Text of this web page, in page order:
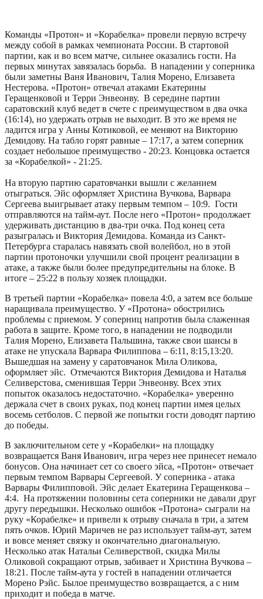
Команды «Протон» и «Корабелка» провели первую встречу
между собой в рамках чемпионата России. В стартовой
партии, как и во всем матче, сильнее оказались гости. На
первых минутах завязалась борьба. В нападении у соперника
были заметны Ваня Иванович, Талия Морено, Елизавета
Нестерова. «Протон» отвечал атаками Екатерины
Геращенковой и Терри Энвеонву. В середине партии
саратовский клуб ведет в счете с преимуществом в два очка
(16:14), но удержать отрыв не выходит. В это же время не
ладится игра у Анны Котиковой, ее меняют на Викторию
Демидову. На табло горят равные – 17:17, а затем соперник
создает небольшое преимущество - 20:23. Концовка остается
за «Корабелкой» - 21:25.
На вторую партию саратовчанки вышли с желанием
отыграться. Эйс оформляет Христина Вучкова, Варвара
Сергеева выигрывает атаку первым темпом – 10:9. Гости
отправляются на тайм-аут. После него «Протон» продолжает
удерживать дистанцию в два-три очка. Под конец сета
разыгралась и Виктория Демидова. Команда из Санкт-
Петербурга старалась навязать свой волейбол, но в этой
партии протоночки улучшили свой процент реализации в
атаке, а также были более предупредительны на блоке. В
итоге – 25:22 в пользу хозяек площадки.
В третьей партии «Корабелка» повела 4:0, а затем все больше
наращивала преимущество. У «Протона» обострились
проблемы с приемом. У соперниц напротив была слаженная
работа в защите. Кроме того, в нападении не подводили
Талия Морено, Елизавета Пальшина, также свои шансы в
атаке не упускала Варвара Филиппова – 6:11, 8:15,13:20.
Вышедшая на замену у саратовчанок Мила Оликова,
оформляет эйс. Отмечаются Виктория Демидова и Наталья
Селиверстова, сменившая Терри Энвеонву. Всех этих
попыток оказалось недостаточно. «Корабелка» уверенно
держала счет в своих руках, под конец партии имея целых
восемь сетболов. С первой же попытки гости доводят партию
до победы.
В заключительном сете у «Корабелки» на площадку
возвращается Ваня Иванович, игра через нее принесет немало
бонусов. Она начинает сет со своего эйса, «Протон» отвечает
первым темпом Варвары Сергеевой. У соперника - атака
Варвары Филипповой. Эйс делает Екатерина Геращенкова –
4:4. На протяжении половины сета соперники не давали друг
другу передышки. Несколько ошибок «Протона» сыграли на
руку «Корабелке» и привели к отрыву сначала в три, а затем
пять очков. Юрий Маричев не раз использует тайм-аут, затем
и вовсе меняет связку и окончательно диагональную.
Несколько атак Натальи Селиверствой, скидка Милы
Оликовой сокращают отрыв, забивает и Христина Вучкова –
18:21. После тайм-аута у гостей в нападении отличается
Морено Рэйс. Былое преимущество возвращается, а с ним
приходит и победа в матче.